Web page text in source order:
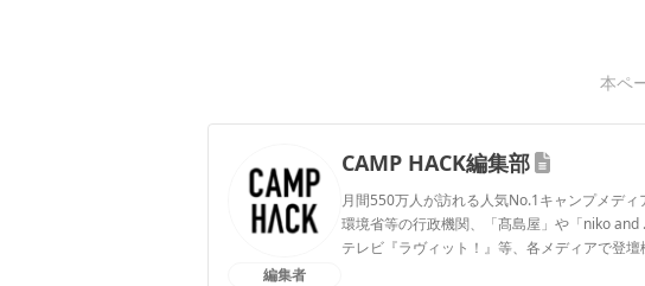
本ペ
編集者
CAMP HACK編集部
月間550万人が訪れる人気No.1キャンプメディ
環境省等の行政機関、「髙島屋」や「niko
テレビ『ラヴィット！』等、各メディアで登壇